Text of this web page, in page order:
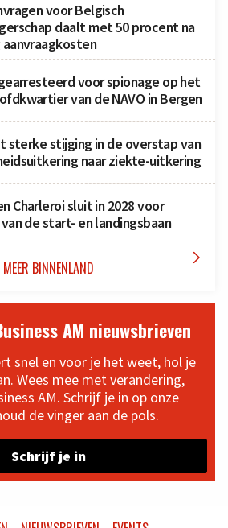
voor Belgisch
daalt met 50 procent na
voor spionage op het
van de NAVO in Bergen
sterke stijging in de overstap van
naar ziekte-uitkering
Charleroi sluit in 2028 voor
de start- en landingsbaan
MEER BINNENLAND 
AM nieuwsbrieven
snel en voor je het weet, hol je
Wees mee met verandering,
AM. Schrijf je in op onze
de vinger aan de pols.
Schrijf je in